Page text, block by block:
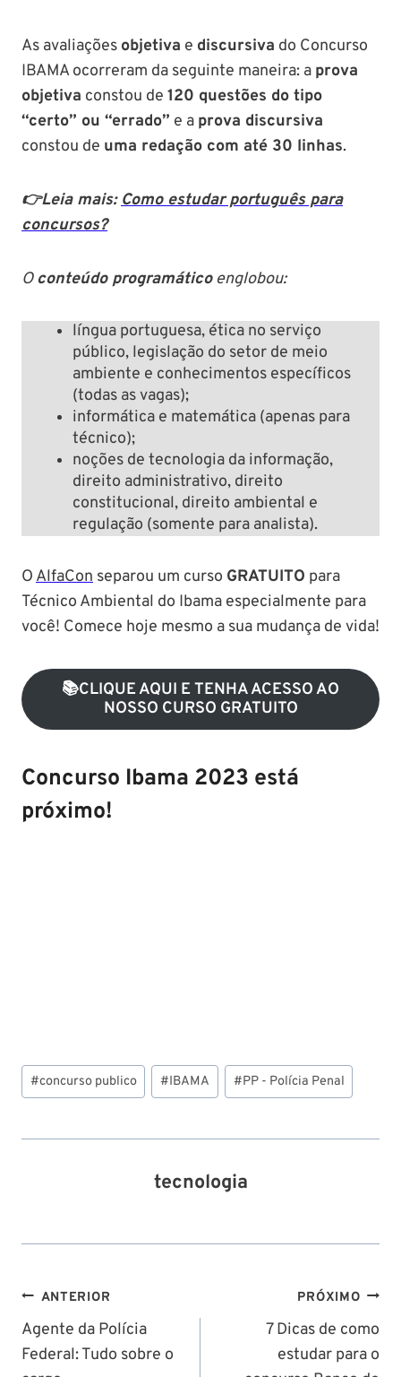
As avaliações objetiva e discursiva do Concurso
IBAMA ocorreram da seguinte maneira: a prova
objetiva constou de 120 questões do tipo
“certo” ou “errado” e a prova discursiva
constou de uma redação com até 30 linhas.
👉Leia mais:Como estudar português para
concursos?
O conteúdo programáticoenglobou:
língua portuguesa, ética no serviço
público, legislação do setor de meio
ambiente e conhecimentos específicos
(todas as vagas);
informática e matemática (apenas para
técnico);
noções de tecnologia da informação,
direito administrativo, direito
constitucional, direito ambiental e
regulação (somente para analista).
OAlfaCon separou um curso GRATUITO para
Técnico Ambiental do Ibama especialmente para
você! Comece hoje mesmo a sua mudança de vida!
📚CLIQUE AQUI E TENHA ACESSO AO
NOSSO CURSO GRATUITO
Concurso Ibama 2023 está
próximo!
Tags
do
#concurso publico #IBAMA #PP - Polícia Penal
tecnologia
Navegação
de
Post
ANTERIOR
Agente da Polícia
Federal: Tudo sobre o
PRÓXIMO
7 Dicas de como
estudar para o